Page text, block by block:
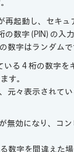
再起動し、セキュ
の数字 (PIN) の入
数字はランダム
る 4 桁の数字を
す。
元々表示されて
無効になり、コ
数字を間違えた